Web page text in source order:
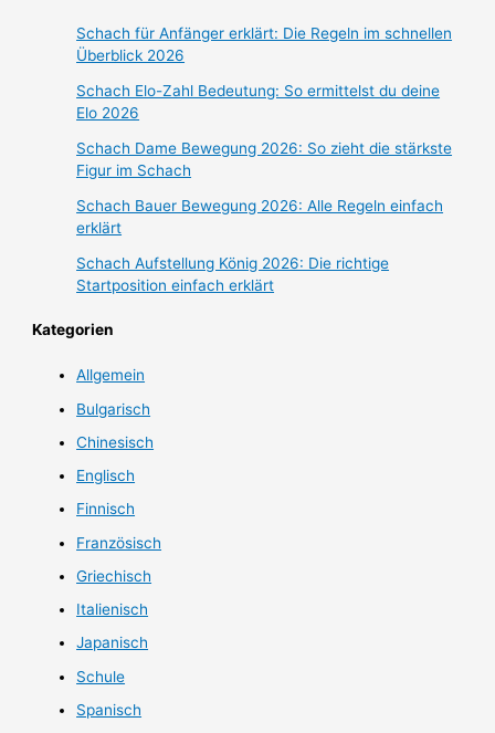
Schach für Anfänger erklärt: Die Regeln im schnellen
Überblick 2026
Schach Elo-Zahl Bedeutung: So ermittelst du deine
Elo 2026
Schach Dame Bewegung 2026: So zieht die stärkste
Figur im Schach
Schach Bauer Bewegung 2026: Alle Regeln einfach
erklärt
Schach Aufstellung König 2026: Die richtige
Startposition einfach erklärt
Kategorien
Allgemein
Bulgarisch
Chinesisch
Englisch
Finnisch
Französisch
Griechisch
Italienisch
Japanisch
Schule
Spanisch